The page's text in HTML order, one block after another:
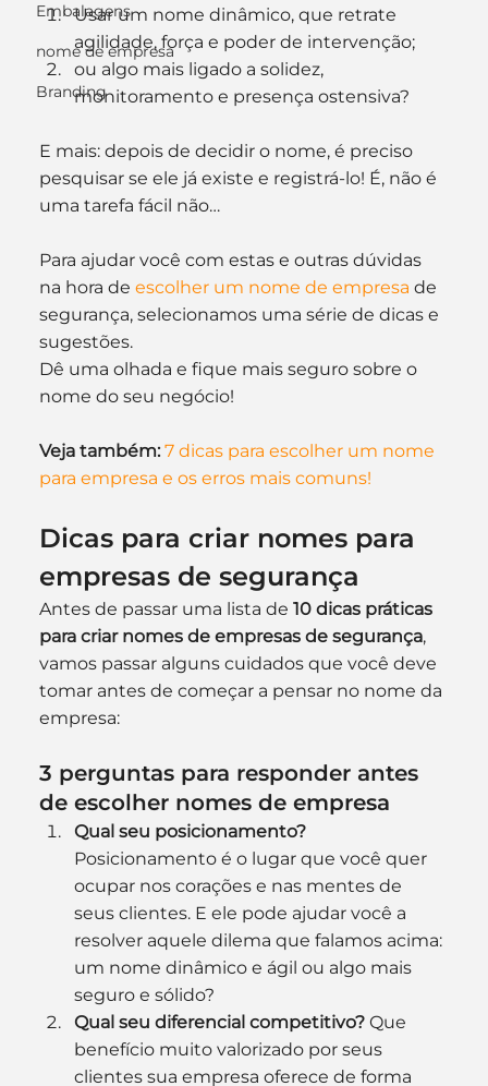
Embalagens
nome de empresa
Branding
Usar um nome dinâmico, que retrate
agilidade, força e poder de intervenção;
ou algo mais ligado a solidez,
monitoramento e presença ostensiva?
E mais: depois de decidir o nome, é preciso
pesquisar se ele já existe e registrá-lo! É, não é
uma tarefa fácil não…
Para ajudar você com estas e outras dúvidas
na hora de escolher um nome de empresa de
segurança, selecionamos uma série de dicas e
sugestões.
Dê uma olhada e fique mais seguro sobre o
nome do seu negócio!
Veja também: 7 dicas para escolher um nome
para empresa e os erros mais comuns!
Dicas para criar nomes para
empresas de segurança
Antes de passar uma lista de 10 dicas práticas
para criar nomes de empresas de segurança,
vamos passar alguns cuidados que você deve
tomar antes de começar a pensar no nome da
empresa:
3 perguntas para responder antes
de escolher nomes de empresa
Qual seu posicionamento?
Posicionamento é o lugar que você quer
ocupar nos corações e nas mentes de
seus clientes. E ele pode ajudar você a
resolver aquele dilema que falamos acima:
um nome dinâmico e ágil ou algo mais
seguro e sólido?
Qual seu diferencial competitivo? Que
benefício muito valorizado por seus
clientes sua empresa oferece de forma